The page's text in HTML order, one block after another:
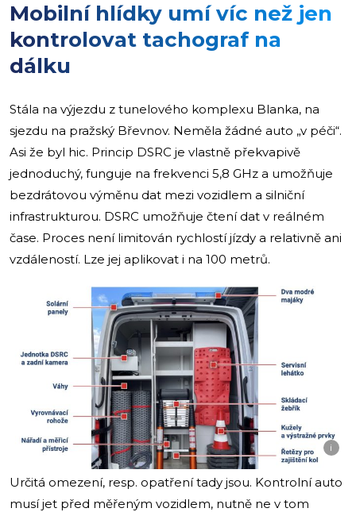
Mobilní hlídky umí víc než jen
kontrolovat tachograf na
dálku
Stála na výjezdu z tunelového komplexu Blanka, na
sjezdu na pražský Břevnov. Neměla žádné auto „v péči“.
Asi že byl hic. Princip DSRC je vlastně překvapivě
jednoduchý, funguje na frekvenci 5,8 GHz a umožňuje
bezdrátovou výměnu dat mezi vozidlem a silniční
infrastrukturou. DSRC umožňuje čtení dat v reálném
čase. Proces není limitován rychlostí jízdy a relativně ani
vzdáleností. Lze jej aplikovat i na 100 metrů.
i
Určitá omezení, resp. opatření tady jsou. Kontrolní auto
musí jet před měřeným vozidlem, nutně ne v tom